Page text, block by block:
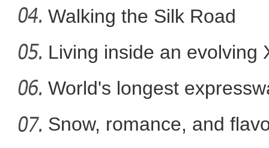
塔克拉玛干北缘现冰裂奇观 罗布淖
comm
Walking the Silk Road
Living inside an evolving
World's longest
Ti
Snow, romance, and